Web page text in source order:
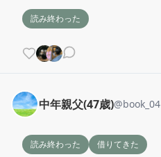
読み終わった
中年親父(47歳)@book_04
読み終わった 借りてきた